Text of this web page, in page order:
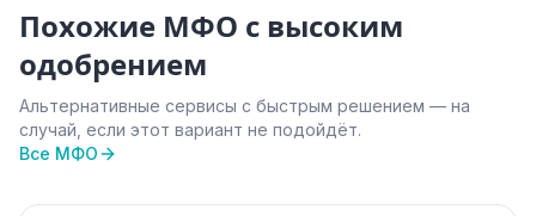
Похожие МФО с высоким
одобрением
Альтернативные сервисы с быстрым решением — на
случай, если этот вариант не подойдёт.
Все МФО